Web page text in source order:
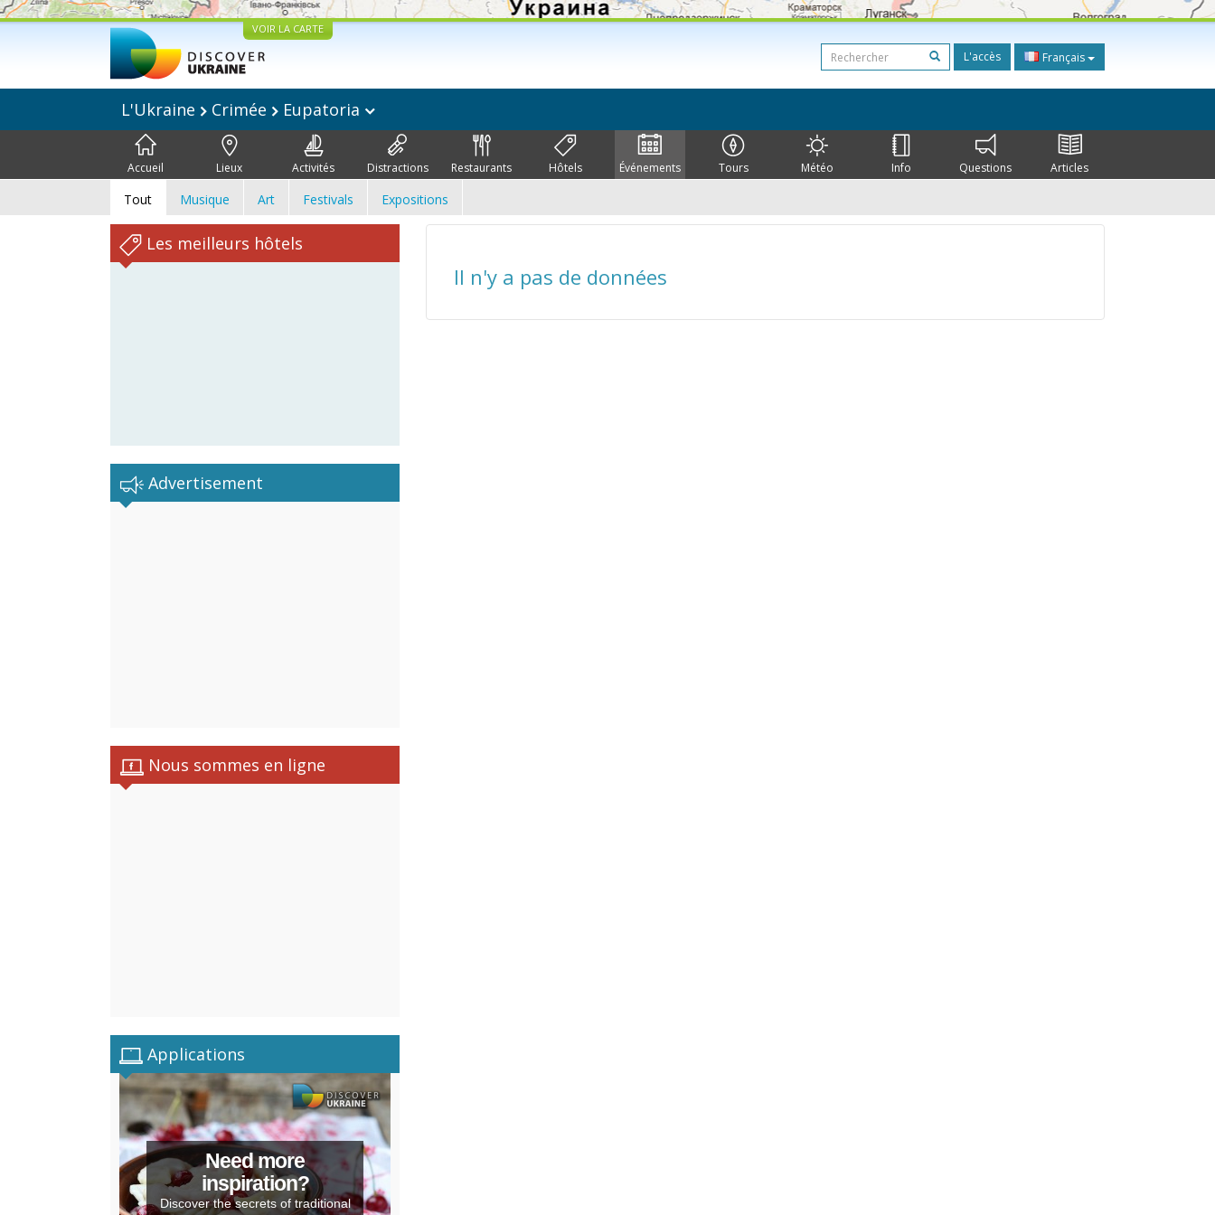
VOIR LA CARTE
L'accès Français
L'Ukraine Crimée Eupatoria
Accueil Lieux Activités Distractions Restaurants Hôtels Événements Tours Météo Info Questions Articles
Tout Musique Art Festivals Expositions
Les meilleurs hôtels
Advertisement
Nous sommes en ligne
Applications
Need more
inspiration?
Discover the secrets of traditional
Il n'y a pas de données